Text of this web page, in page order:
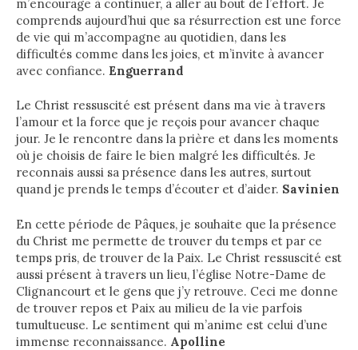
m’encourage à continuer, à aller au bout de l’effort. Je
comprends aujourd’hui que sa résurrection est une force
de vie qui m’accompagne au quotidien, dans les
difficultés comme dans les joies, et m’invite à avancer
avec confiance. Enguerrand
Le Christ ressuscité est présent dans ma vie à travers
l’amour et la force que je reçois pour avancer chaque
jour. Je le rencontre dans la prière et dans les moments
où je choisis de faire le bien malgré les difficultés. Je
reconnais aussi sa présence dans les autres, surtout
quand je prends le temps d’écouter et d’aider. Savinien
En cette période de Pâques, je souhaite que la présence
du Christ me permette de trouver du temps et par ce
temps pris, de trouver de la Paix. Le Christ ressuscité est
aussi présent à travers un lieu, l’église Notre-Dame de
Clignancourt et le gens que j’y retrouve. Ceci me donne
de trouver repos et Paix au milieu de la vie parfois
tumultueuse. Le sentiment qui m’anime est celui d’une
immense reconnaissance. Apolline